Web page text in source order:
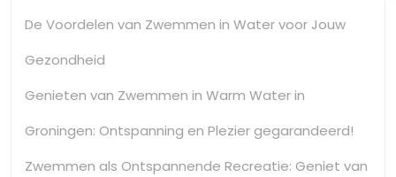
De Voordelen van Zwemmen in Water voor Jouw
Gezondheid
Genieten van Zwemmen in Warm Water in
Groningen: Ontspanning en Plezier gegarandeerd!
Zwemmen als Ontspannende Recreatie: Geniet van